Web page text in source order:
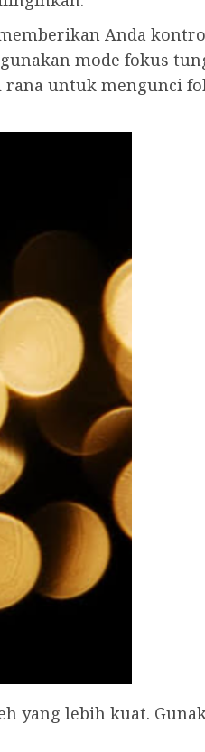
Anda
mode fokus
untuk mengunci
yang lebih kuat.